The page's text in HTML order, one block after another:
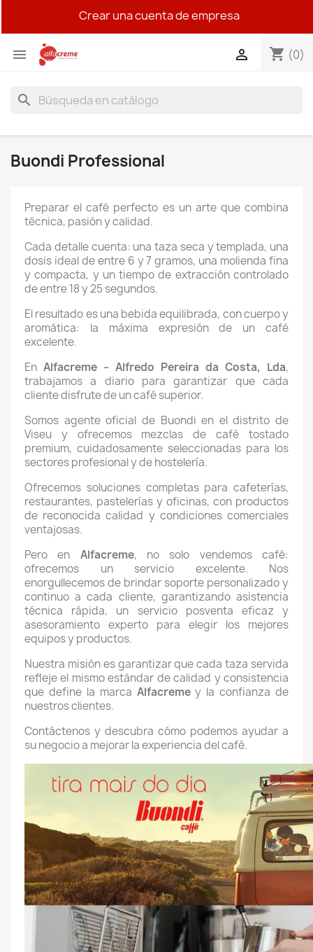
Crear una cuenta de empresa
 shopping_cart (0)

search
Buondi Professional
Preparar el café perfecto es un arte que combina
técnica, pasión y calidad.
Cada detalle cuenta: una taza seca y templada, una
dosis ideal de entre 6 y 7 gramos, una molienda fina
y compacta, y un tiempo de extracción controlado
de entre 18 y 25 segundos.
El resultado es una bebida equilibrada, con cuerpo y
aromática: la máxima expresión de un café
excelente.
En Alfacreme – Alfredo Pereira da Costa, Lda,
trabajamos a diario para garantizar que cada
cliente disfrute de un café superior.
Somos agente oficial de Buondi en el distrito de
Viseu y ofrecemos mezclas de café tostado
premium, cuidadosamente seleccionadas para los
sectores profesional y de hostelería.
Ofrecemos soluciones completas para cafeterías,
restaurantes, pastelerías y oficinas, con productos
de reconocida calidad y condiciones comerciales
ventajosas.
Pero en Alfacreme, no solo vendemos café:
ofrecemos un servicio excelente. Nos
enorgullecemos de brindar soporte personalizado y
continuo a cada cliente, garantizando asistencia
técnica rápida, un servicio posventa eficaz y
asesoramiento experto para elegir los mejores
equipos y productos.
Nuestra misión es garantizar que cada taza servida
refleje el mismo estándar de calidad y consistencia
que define la marca Alfacremey la confianza de
nuestros clientes.
Contáctenos y descubra cómo podemos ayudar a
su negocio a mejorar la experiencia del café.